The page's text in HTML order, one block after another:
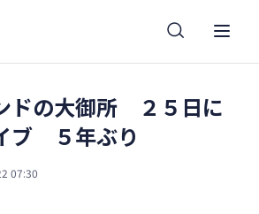
ドの大御所 ２５日に
ブ ５年ぶり
07:30